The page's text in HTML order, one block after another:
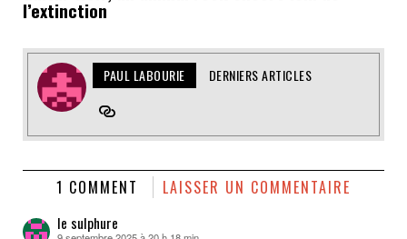
l’extinction
PAUL LABOURIE DERNIERS ARTICLES
1 COMMENT LAISSER UN COMMENTAIRE
le sulphure